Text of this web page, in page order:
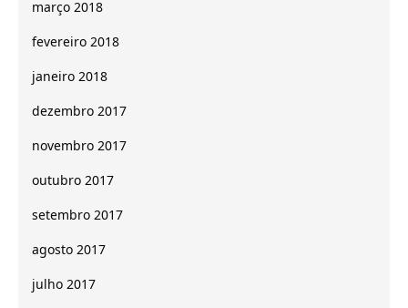
março 2018
fevereiro 2018
janeiro 2018
dezembro 2017
novembro 2017
outubro 2017
setembro 2017
agosto 2017
julho 2017